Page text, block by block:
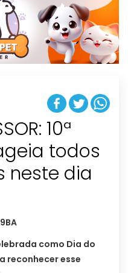
g
t
i
o
n
10ª
todos
neste dia
como Dia do
reconhecer esse